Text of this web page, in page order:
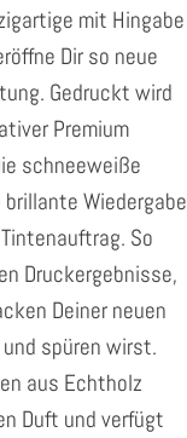
mit Hingabe
Dir so neue
Gedruckt wird
Premium
schneeweiße
Wiedergabe
So
Druckergebnisse,
Deiner neuen
spüren wirst.
aus Echtholz
Duft und verfügt